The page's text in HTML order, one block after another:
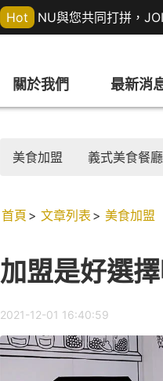
Hot NU與您共同打拼，
關於我們 最新消
美食加盟 義式美食餐廳
首頁 文章列表 美食加盟
加盟是好選擇
2021-12-01 16:40:59